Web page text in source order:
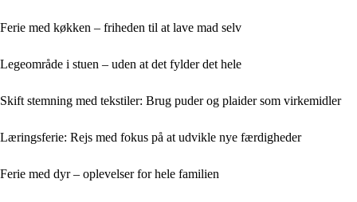
Ferie med køkken – friheden til at lave mad selv
Legeområde i stuen – uden at det fylder det hele
Skift stemning med tekstiler: Brug puder og plaider som virkemidler
Læringsferie: Rejs med fokus på at udvikle nye færdigheder
Ferie med dyr – oplevelser for hele familien